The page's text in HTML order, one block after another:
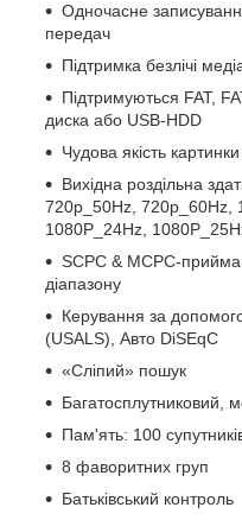
Одночасне
передач
Підтримка безлічі
Підтримуються FAT,
диска або USB-HDD
Чудова якість
Вихідна роздільна
720p_50Hz, 720p_60Hz,
1080P_24Hz,
SCPC & MCPC-
діапазону
Керування за
(USALS), Авто DiSEqC
«Сліпий» пошук
Багатосплутниковий,
Пам'ять: 100
8 фаворитних груп
Батьківський контроль